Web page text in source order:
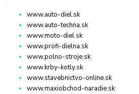
www.auto-diel.sk
www.auto-techna.sk
www.moto-diel.sk
www.profi-dielna.sk
www.polno-stroje.sk
www.krby-kotly.sk
www.stavebnictvo-online.sk
www.maxiobchod-naradie.sk